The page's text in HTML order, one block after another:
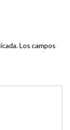
Los campos